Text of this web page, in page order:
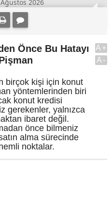
2026
Önce Bu Hatayı
birçok kişi için konut
yöntemlerinden biri
konut kredisi
gerekenler, yalnızca
ibaret değil.
önce bilmeniz
alma sürecinde
noktalar.
A+
A-